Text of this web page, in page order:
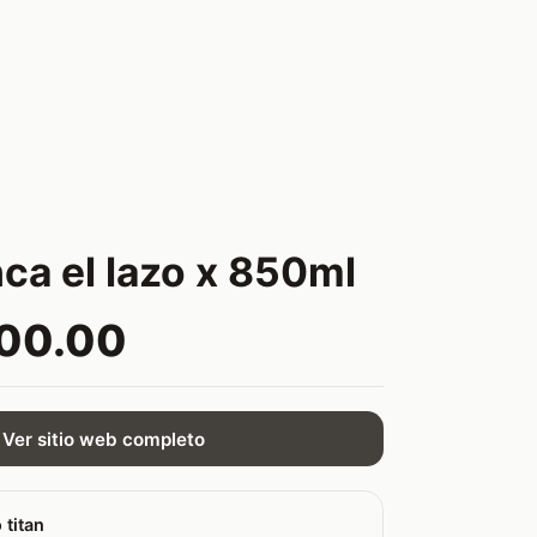
el lazo x 850ml
Ver sitio web completo
titan